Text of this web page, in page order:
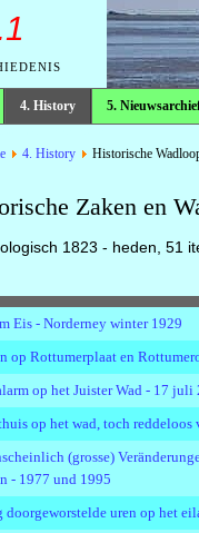
4. History 5.
4. History Historische
Zaken en
1823 - heden, 51
Eis - Norderney winter 1929
op Rottumerplaat en
op het Juister Wad - 17 juli
op het wad, toch
(grosse)
- 1977 und 1995
doorgeworstelde uren op het